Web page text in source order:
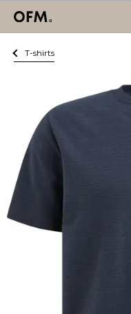
T-shirts